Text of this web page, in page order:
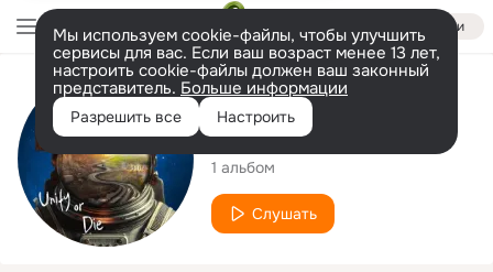
Войти
Мы используем cookie-файлы, чтобы улучшить
сервисы для вас. Если ваш возраст менее 13 лет,
настроить cookie-файлы должен ваш законный
представитель. Больше информации
Разрешить все Настроить
Исполнитель
Futureface
1 альбом
Слушать